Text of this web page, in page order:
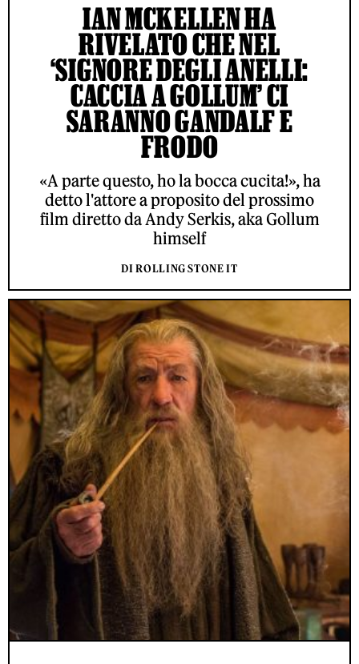
IAN MCKELLEN HA
RIVELATO CHE NEL
‘SIGNORE DEGLI ANELLI:
CACCIA A GOLLUM’ CI
SARANNO GANDALF E
FRODO
«A parte questo, ho la bocca cucita!», ha
detto l'attore a proposito del prossimo
film diretto da Andy Serkis, aka Gollum
himself
DI ROLLING STONE IT